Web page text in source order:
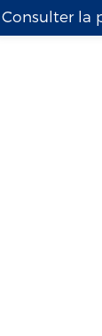
Consulter la